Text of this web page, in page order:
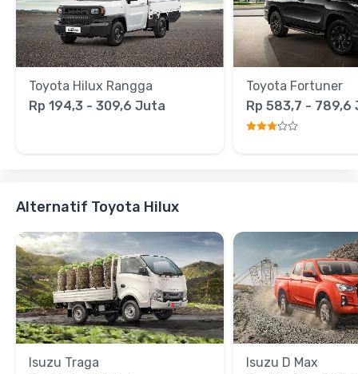
Toyota Hilux Rangga
Rp 194,3 - 309,6 Juta
Toyota Fortuner
Rp 583,7 - 789,6
Alternatif Toyota Hilux
Isuzu Traga
Isuzu D Max